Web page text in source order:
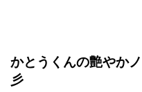
かとうくんの艶やか
彡